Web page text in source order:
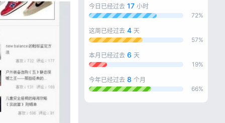
今日已经过去 17 小时
72%
这周已经过去 4 天
57%
本月已经过去 6 天
19%
今年已经过去 8 个月
66%